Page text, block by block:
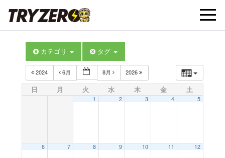
t
カテゴリ タグ
2024 6月 8月 2026
日 月 火 水 木 金 土
1 2 3 4 5
6 7 8 9 10 11 12